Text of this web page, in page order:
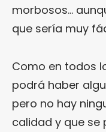
morbosos…
que sería muy
Como en todos
podrá haber
pero no hay
calidad y que se